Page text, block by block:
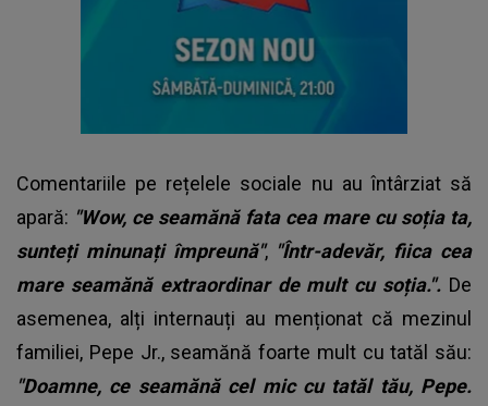
Comentariile pe rețelele sociale nu au întârziat să
apară: "Wow, ce seamănă fata cea mare cu soția ta,
sunteți minunați împreună", "Într-adevăr, fiica cea
mare seamănă extraordinar de mult cu soția.". De
asemenea, alți internauți au menționat că mezinul
familiei, Pepe Jr., seamănă foarte mult cu tatăl său:
"Doamne, ce seamănă cel mic cu tatăl tău, Pepe.